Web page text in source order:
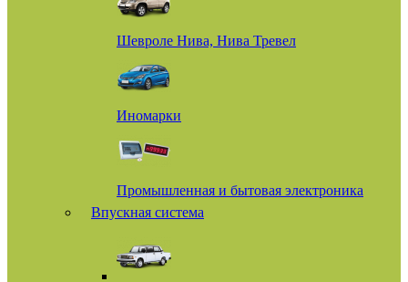
Шевроле Нива, Нива Тревел
Иномарки
Промышленная и бытовая электроника
Впускная система